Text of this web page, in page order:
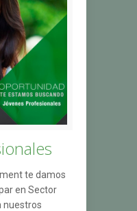
te damos
en Sector
nuestros